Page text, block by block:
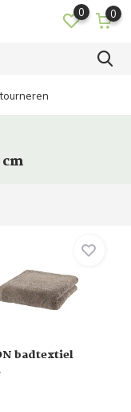
0 0
badtextiel